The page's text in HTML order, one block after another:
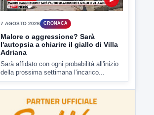
l'autopsia a chiarire il giallo di Villa
Sarà affidato con ogni probabilità all'inizio
della prossima settimana l'incarico...